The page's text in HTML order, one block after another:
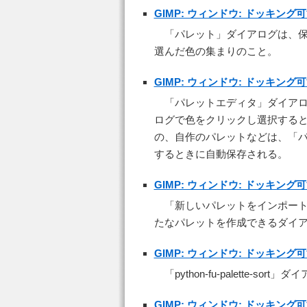
GIMP: ウィンドウ: ドッキング
「パレット」ダイアログは、
選んだ色の集まりのこと。
GIMP: ウィンドウ: ドッキング
「パレットエディタ」ダイア
ログで色をクリックし選択する
の、自作のパレットなどは、「
するときに自動保存される。
GIMP: ウィンドウ: ドッキング
「新しいパレットをインポー
たなパレットを作成できるダイ
GIMP: ウィンドウ: ドッキング
「python-fu-palette-sort」ダ
GIMP: ウィンドウ: ドッキング